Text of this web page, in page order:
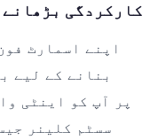
3. کارکردگی
اپنے اسمارٹ
بنانے کے لیے
سسٹم کلینر